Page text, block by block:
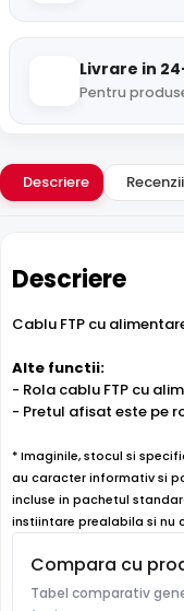
Livrare in
Pentru
Descriere
Descriere
Cablu FTP cu
Alte functii:
- Rola cablu FTP cu
- Pretul afisat este pe
* Imaginile, stocul si
au caracter informativ si
incluse in pachetul
instiintare prealabila si
Compara cu
Tabel comparativ